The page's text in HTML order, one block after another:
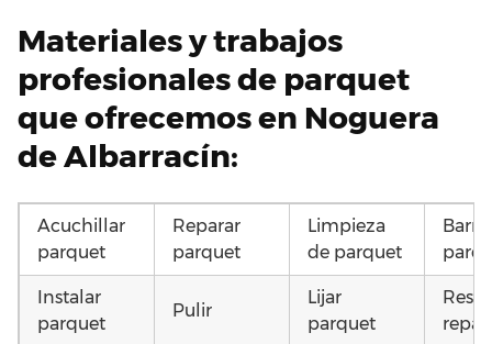
Materiales y trabajos
profesionales de parquet
que ofrecemos en Noguera
de Albarracín:
Acuchillar
parquet
Reparar
parquet
Limpieza
de parquet
Instalar
parquet
Pulir
Lijar
parquet